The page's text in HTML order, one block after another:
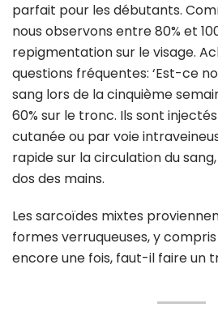
parfait pour les débutants.
nous observons entre 80% et
repigmentation sur le visage.
questions fréquentes: ‘Est-ce
sang lors de la cinquième
60% sur le tronc. Ils sont
cutanée ou par voie
rapide sur la circulation du
dos des mains.
Les sarcoïdes mixtes
formes verruqueuses, y compris
encore une fois, faut-il faire un